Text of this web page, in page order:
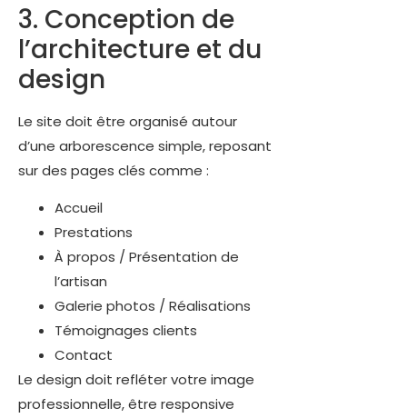
3. Conception de
l’architecture et du
design
Le site doit être organisé autour
d’une arborescence simple, reposant
sur des pages clés comme :
Accueil
Prestations
À propos / Présentation de
l’artisan
Galerie photos / Réalisations
Témoignages clients
Contact
Le design doit refléter votre image
professionnelle, être responsive